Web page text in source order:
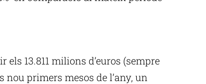
els 13.811 milions d’euros (sempre
primers mesos de l’any, un